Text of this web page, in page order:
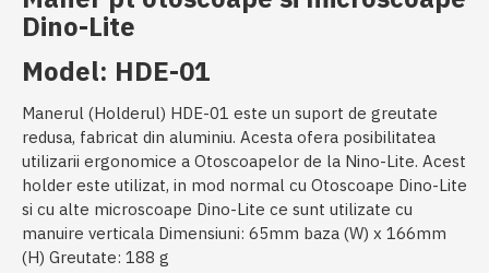
Dino-Lite
Model: HDE-01
Manerul (Holderul) HDE-01 este un suport de greutate
redusa, fabricat din aluminiu. Acesta ofera posibilitatea
utilizarii ergonomice a Otoscoapelor de la Nino-Lite. Acest
holder este utilizat, in mod normal cu Otoscoape Dino-Lite
si cu alte microscoape Dino-Lite ce sunt utilizate cu
manuire verticala Dimensiuni: 65mm baza (W) x 166mm
(H) Greutate: 188 g